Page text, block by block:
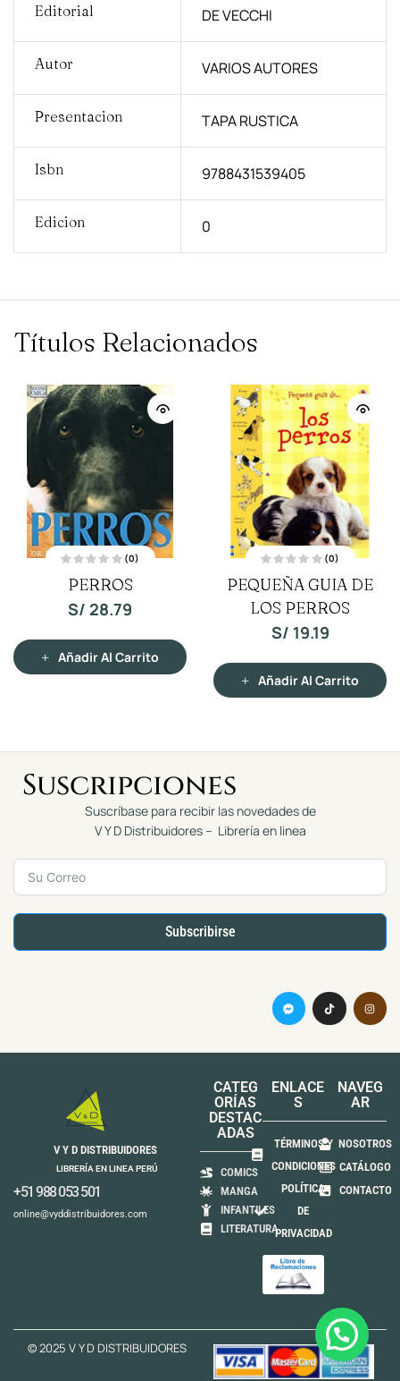
Editorial DE VECCHI
Autor VARIOS AUTORES
Presentacion TAPA RUSTICA
Isbn 9788431539405
Edicion 0
Títulos Relacionados
o
c
o
(0)
PERROS
S/ 28.79
Añadir Al Carrito
a
l
o
r
o
0
e
(0)
PEQUEÑA GUIA DE
LOS PERROS
S/ 19.19
Añadir Al Carrito
Suscripciones
Suscríbase para recibir las novedades de
V Y D Distribuidores – Librería en linea
Subscribirse
V Y D DISTRIBUIDORES
LIBRERÍA EN LINEA PERÚ
+51 988 053 501
online@vyddistribuidores.com
CATEG
ORÍAS
DESTAC
ADAS
COMICS
MANGA
INFANTILES
LITERATURA
ENLACE
S
TÉRMINOS Y
CONDICIONES
POLÍTICA
DE
PRIVACIDAD
NAVEG
AR
NOSOTROS
CATÁLOGO
CONTACTO
© 2025 V Y D DISTRIBUIDORES